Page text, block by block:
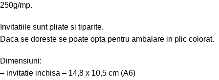
250g/mp.
Invitatiile sunt pliate si tiparite.
Daca se doreste se poate opta pentru ambalare in plic colorat.
Dimensiuni:
– invitatie inchisa – 14,8 x 10,5 cm (A6)